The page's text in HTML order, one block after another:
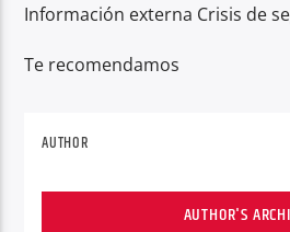
Información externa Crisis de
Te recomendamos
AUTHOR
AUTHOR'S